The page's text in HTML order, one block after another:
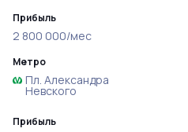
Прибыль
Прибыль
2 800 000/мес
Метро
Пл. Александра
Невского